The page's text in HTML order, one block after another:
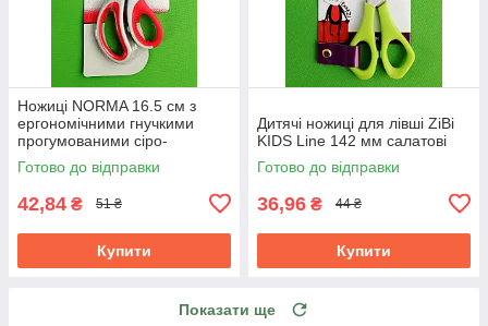
Ножиці NORMA 16.5 см з
ергономічними гнучкими
прогумованими сіро-
червоними ручками 1.8 мм
Готово до відправки
42,84 ₴ 51 ₴
Купити
Дитячі ножиці для лівші ZiBi
KIDS Line 142 мм салатові
Готово до відправки
36,96 ₴ 44 ₴
Купити
Показати ще